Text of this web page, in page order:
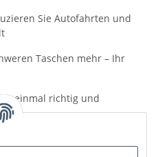
Sie Autofahrten und
Taschen mehr – Ihr
einmal richtig und